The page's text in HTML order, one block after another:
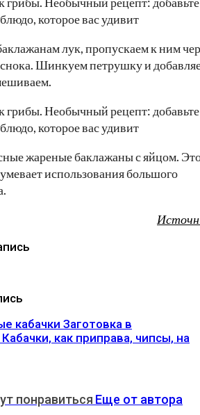
лук, пропускаем к ним
Шинкуем петрушку и
жареные баклажаны с яйцом.
использования большого
кабачки Заготовка в
как приправа, чипсы, на
понравиться Еще от автора